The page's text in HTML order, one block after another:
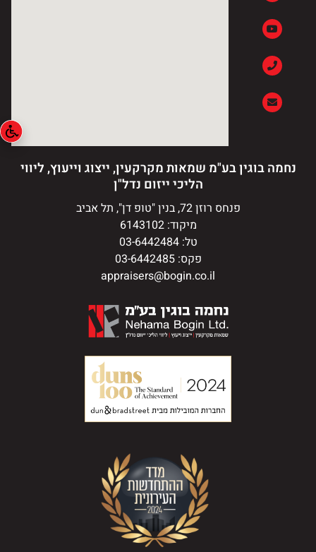
נחמה בוגין בע"מ שמאות מקרקעין, ייצוג וייעוץ, ליווי
הליכי ייזום נדל"ן
פנחס רוזן 72, בנין "טופ דן", תל אביב
מיקוד: 6143102
טל: 03-6442484
פקס: 03-6442485
appraisers@bogin.co.il